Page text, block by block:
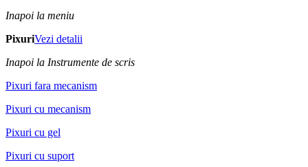
Inapoi la meniu
PixuriVezi detalii
Inapoi la Instrumente de scris
Pixuri fara mecanism
Pixuri cu mecanism
Pixuri cu gel
Pixuri cu suport